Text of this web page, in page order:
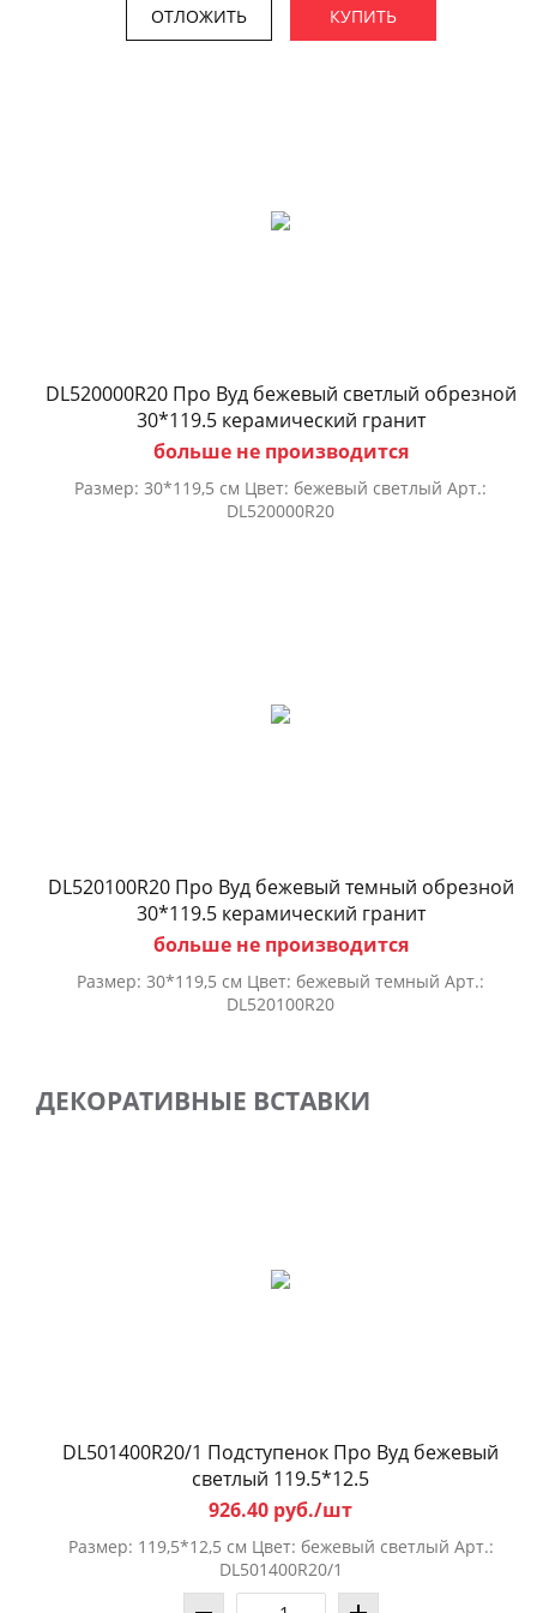
ОТЛОЖИТЬ КУПИТЬ
DL520000R20 Про Вуд бежевый светлый обрезной
30*119.5 керамический гранит
больше не производится
Размер: 30*119,5 см Цвет: бежевый светлый Арт.:
DL520000R20
DL520100R20 Про Вуд бежевый темный обрезной
30*119.5 керамический гранит
больше не производится
Размер: 30*119,5 см Цвет: бежевый темный Арт.:
DL520100R20
ДЕКОРАТИВНЫЕ ВСТАВКИ
DL501400R20/1 Подступенок Про Вуд бежевый
светлый 119.5*12.5
926.40 руб./шт
Размер: 119,5*12,5 см Цвет: бежевый светлый Арт.:
DL501400R20/1